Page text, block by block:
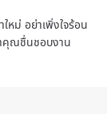
หม่ อย่าเพิ่งใจร้อน
คุณชื่นชอบงาน